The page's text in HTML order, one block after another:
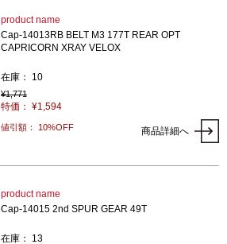
product name
Cap-14013RB BELT M3 177T REAR OPT
CAPRICORN XRAY VELOX
在庫： 10
¥1,771
特価： ¥1,594
値引額： 10%OFF 商品詳細へ
product name
Cap-14015 2nd SPUR GEAR 49T
在庫： 13